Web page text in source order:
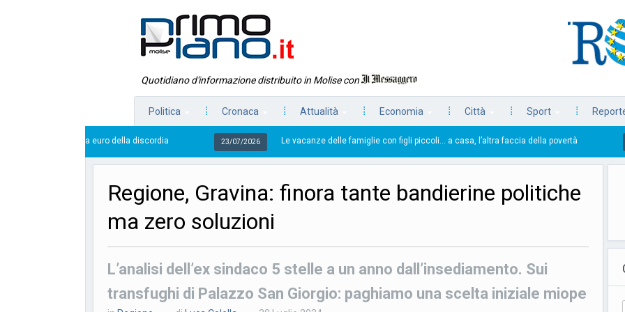
Quotidiano d'informazione distribuito in Molise con
Politica Cronaca Attualità Economia Città Sport
euro della discordia 23/07/2026 Le vacanze delle famiglie con figli piccoli… a casa, l’altra faccia della povertà 23/07/2026
Regione, Gravina: finora tante bandierine politiche
ma zero soluzioni
L’analisi dell’ex sindaco 5 stelle a un anno dall’insediamento. Sui
transfughi di Palazzo San Giorgio: paghiamo una scelta iniziale miope